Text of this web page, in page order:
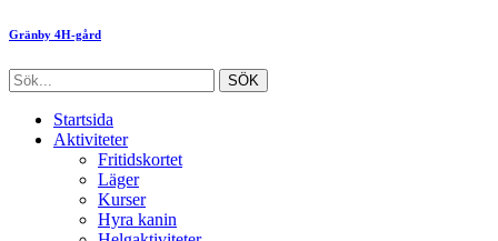
Gränby 4H-gård
Startsida
Aktiviteter
Fritidskortet
Läger
Kurser
Hyra kanin